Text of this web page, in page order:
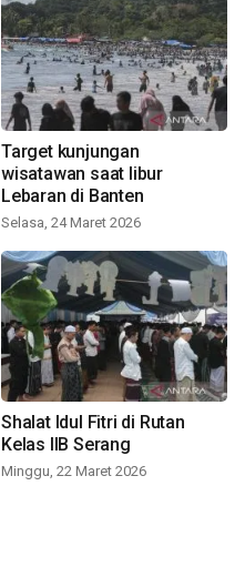
Target kunjungan
wisatawan saat libur
Lebaran di Banten
Selasa, 24 Maret 2026
Shalat Idul Fitri di Rutan
Kelas IIB Serang
Minggu, 22 Maret 2026